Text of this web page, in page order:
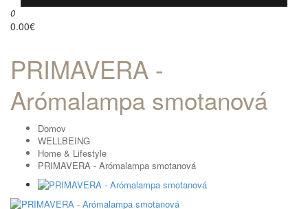
0
0.00€
PRIMAVERA -
Arómalampa smotanová
Domov
WELLBEING
Home & Lifestyle
PRIMAVERA - Arómalampa smotanová